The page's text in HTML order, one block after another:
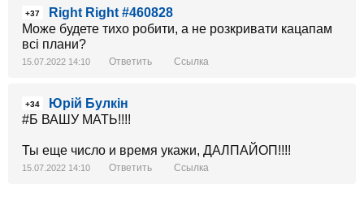
+37
Right Right #460828
Може будете тихо робити, а не розкривати кацапам
всі плани?
15.07.2022 14:10 Ответить Ссылка
+34
Юрій Булкін
#Б ВАШУ МАТЬ!!!!
Ты еще число и время укажи, ДАЛПАЙОП!!!!
15.07.2022 14:10 Ответить Ссылка